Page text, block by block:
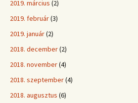
2019. március (2)
2019. február(3)
2019. január(2)
2018. december(2)
2018. november(4)
2018. szeptember(4)
2018. augusztus (6)